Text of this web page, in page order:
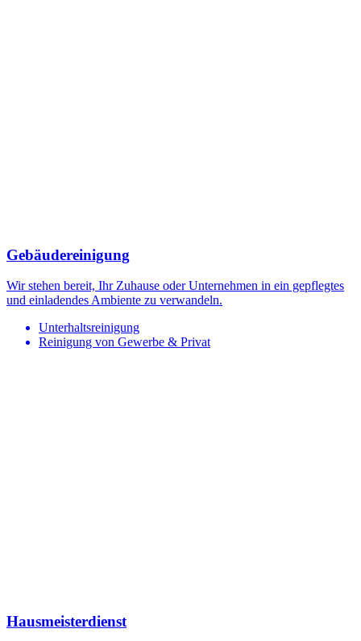
Gebäudereinigung
Wir stehen bereit, Ihr Zuhause oder Unternehmen in ein gepflegtes
und einladendes Ambiente zu verwandeln.
Unterhaltsreinigung
Reinigung von Gewerbe & Privat
Hausmeisterdienst